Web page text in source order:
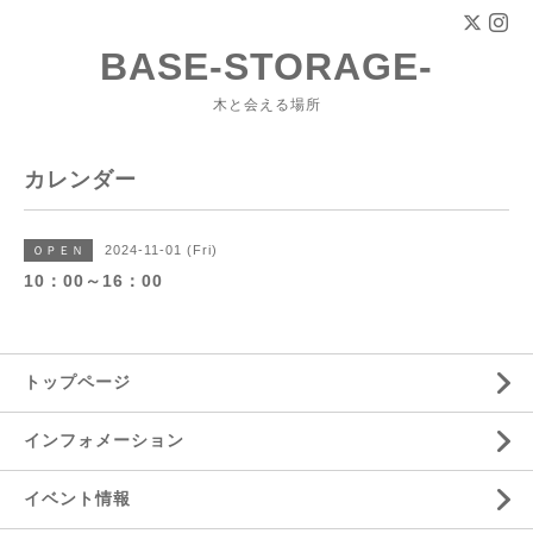
BASE-STORAGE-
木と会える場所
カレンダー
ＯＰＥＮ 2024-11-01 (Fri)
10：00～16：00
トップページ
インフォメーション
イベント情報